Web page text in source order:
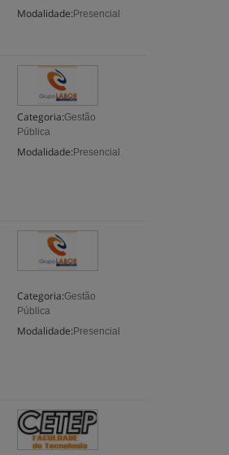
Modalidade: Presencial
Categoria:Gestão
Pública
Modalidade: Presencial
Categoria:Gestão
Pública
Modalidade: Presencial